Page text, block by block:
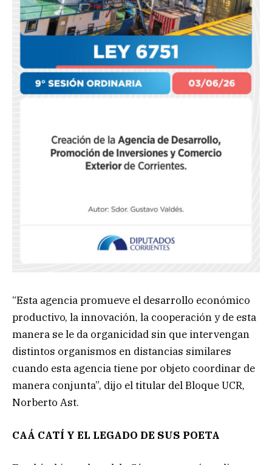
“Esta agencia promueve el desarrollo económico
productivo, la innovación, la cooperación y de esta
manera se le da organicidad sin que intervengan
distintos organismos en distancias similares
cuando esta agencia tiene por objeto coordinar de
manera conjunta”, dijo el titular del Bloque UCR,
Norberto Ast.
CAÁ CATÍ Y EL LEGADO DE SUS POETA